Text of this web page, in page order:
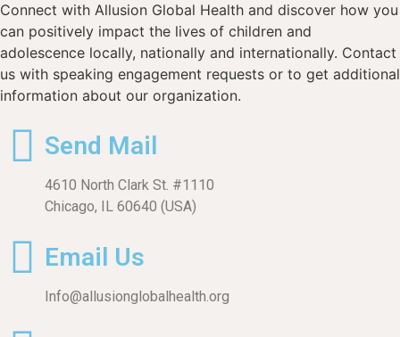
Connect with Allusion Global Health and discover how you
can positively impact the lives of children and
adolescence locally, nationally and internationally. Contact
us with speaking engagement requests or to get additional
information about our organization.
Send Mail
4610 North Clark St. #1110
Chicago, IL 60640 (USA)
Email Us
Info@allusionglobalhealth.org